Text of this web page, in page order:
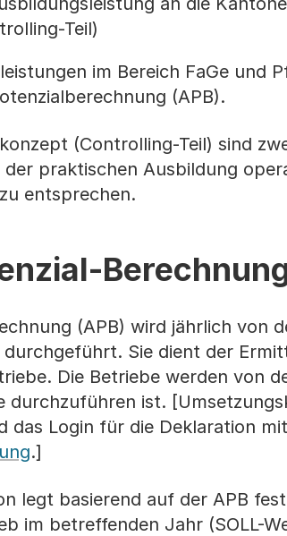
Teil)
im Bereich FaGe und
(APB).
(Controlling-Teil) sind
praktischen Ausbildung
entsprechen.
(APB) wird jährlich von
Sie dient der
Die Betriebe werden von
durchzuführen ist.
das Login für die Deklaration
.]
legt basierend auf der APB
im betreffenden Jahr (SOLL-